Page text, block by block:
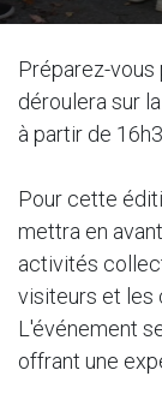
Préparez-vous
déroulera sur
à partir de
Pour cette
mettra en
activités
visiteurs et les
L'événement
offrant une